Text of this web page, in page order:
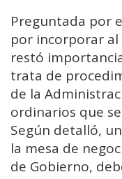
Preguntada por
por incorporar al
restó
trata de
de la
ordinarios que
Según detalló,
la mesa de
de Gobierno,